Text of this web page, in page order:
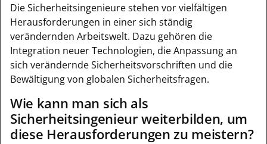
Die Sicherheitsingenieure stehen vor vielfältigen
Herausforderungen in einer sich ständig
verändernden Arbeitswelt. Dazu gehören die
Integration neuer Technologien, die Anpassung an
sich verändernde Sicherheitsvorschriften und die
Bewältigung von globalen Sicherheitsfragen.
Wie kann man sich als
Sicherheitsingenieur weiterbilden, um
diese Herausforderungen zu meistern?